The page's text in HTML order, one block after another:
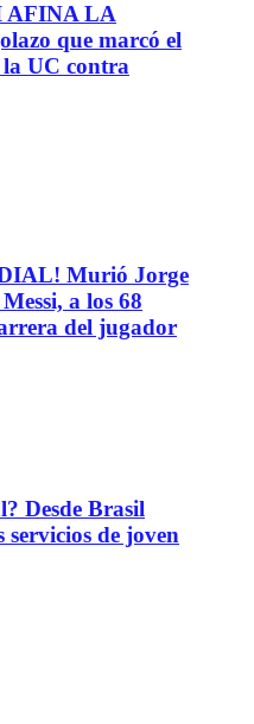
AFINA LA
que marcó el
la UC contra
Murió Jorge
a los 68
del jugador
Desde Brasil
de joven